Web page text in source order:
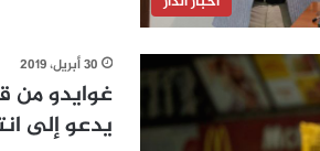
30 أبريل، 2019
غوايدو من
يدعو إلى